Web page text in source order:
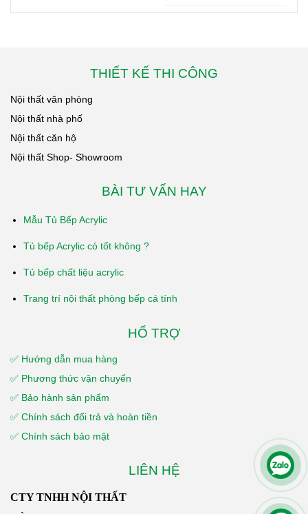
bếp.
công năng.
giá.
và đúng theo
hợp đồng.
đặt và bảo hành
minh bạch,
THIẾT KẾ THI CÔNG
Nội thất văn phòng
Nội thất nhà phố
Nội thất căn hộ
Nội thất Shop- Showroom
BÀI TƯ VẤN HAY
Mẫu Tủ Bếp Acrylic
Tủ bếp Acrylic có tốt không ?
Tủ bếp chất liệu acrylic
Trang trí nội thất phòng bếp cá tính
HỔ TRỢ
✅ Hướng dẫn mua hàng
✅ Phương thức vận chuyển
✅ Bảo hành sản phẩm
✅ Chính sách đổi trả và hoàn tiền
✅ Chính sách bảo mật
LIÊN HỆ
CTY TNHH NỘI THẤT